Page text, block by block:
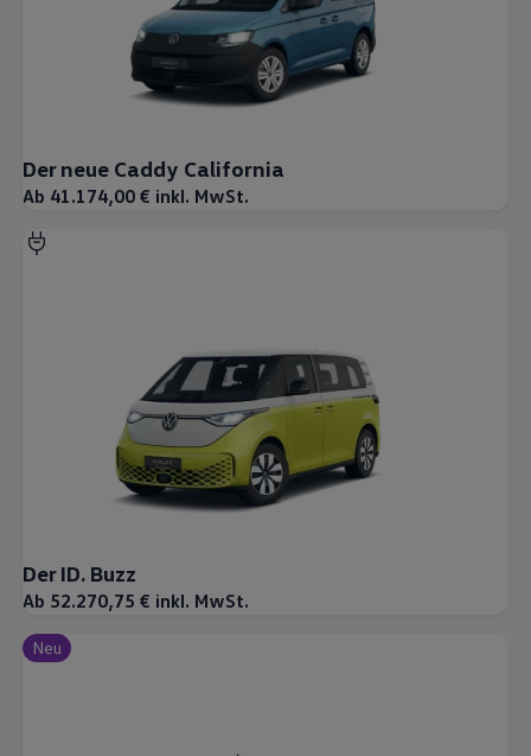
Der neue Caddy California
Ab 41.174,00 € inkl. MwSt.
Der ID. Buzz
Ab 52.270,75 € inkl. MwSt.
Neu